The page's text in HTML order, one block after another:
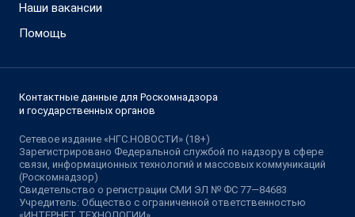
Наши вакансии
Помощь
Контактные данные для Роскомнадзора
и государственных органов
Сетевое издание «НГС.НОВОСТИ» (18+)
Зарегистрировано Федеральной службой по надзору в сфере
связи, информационных технологий и массовых коммуникаций
(Роскомнадзор)
Свидетельство о регистрации СМИ ЭЛ № ФС 77—84683
Учредитель: Общество с ограниченной ответственностью